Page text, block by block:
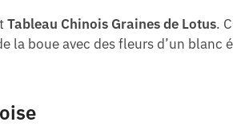
Tableau Chinois Graines de Lotus.
la boue avec des fleurs d’un